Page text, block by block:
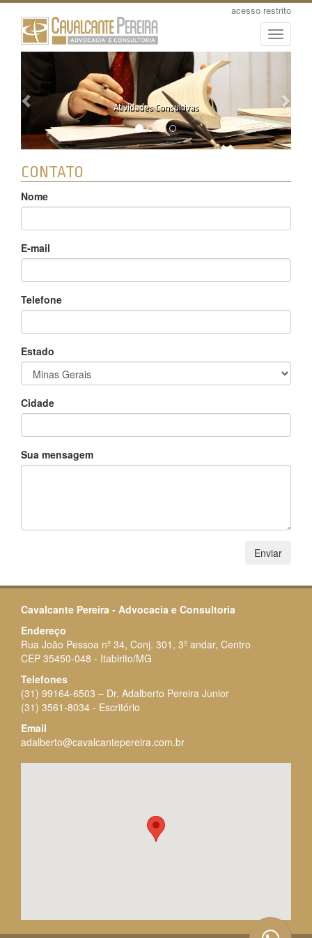
acesso restrito
Toggle
Atividades Consultivas
CONTATO
Nome
E-mail
Telefone
Estado
Cidade
Sua mensagem
Enviar
Cavalcante Pereira - Advocacia e Consultoria
Endereço
Rua João Pessoa nº 34, Conj. 301, 3º andar, Centro
CEP 35450-048 - Itabirito/MG
Telefones
(31) 99164-6503 – Dr. Adalberto Pereira Junior
(31) 3561-8034 - Escritório
Email
adalberto@cavalcantepereira.com.br